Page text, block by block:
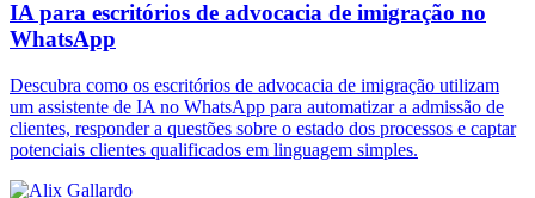
IA para escritórios de advocacia de imigração no
WhatsApp
Descubra como os escritórios de advocacia de imigração utilizam
um assistente de IA no WhatsApp para automatizar a admissão de
clientes, responder a questões sobre o estado dos processos e captar
potenciais clientes qualificados em linguagem simples.